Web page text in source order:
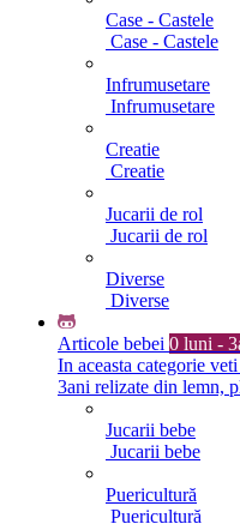
Case - Castele
Case - Castele
Infrumusetare
Infrumusetare
Creatie
Creatie
Jucarii de rol
Jucarii de rol
Diverse
Diverse
Articole bebei 0 luni -
In aceasta categorie
3ani relizate din lemn,
Jucarii bebe
Jucarii bebe
Puericultură
Puericultură